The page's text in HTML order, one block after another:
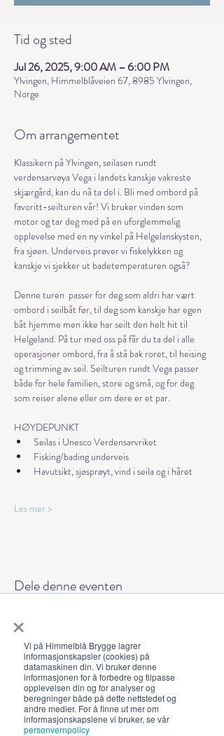
×
Vi på Himmelblå Brygge lagrer
informasjonskapsler (cookies) på
datamaskinen din. Vi bruker denne
informasjonen for å forbedre og tilpasse
opplevelsen din og for analyser og
beregninger både på dette nettstedet og
andre medier. For å finne ut mer om
informasjonskapslene vi bruker, se vår
personvernpolicy
Tid og sted
Jul 26, 2025, 9:00 AM – 6:00 PM
Ylvingen, Himmelblåveien 67, 8985 Ylvingen,
Norge
Om arrangementet
Klassikern på Ylvingen, seilasen rundt
verdensarvøya Vega i landets kanskje vakreste
skjærgård, kan du nå ta del i. Bli med ombord på
favoritt-seilturen vår! Vi bruker vinden som
motor og tar deg med på en uforglemmelig
opplevelse med en ny vinkel på Helgelanskysten,
fra sjøen. Underveis prøver vi fiskelykken og
kanskje vi sjekker ut badetemperaturen også?
Denne turen  passer for deg som aldri har vært
ombord i seilbåt før, til deg som kanskje har egen
båt hjemme men ikke har seilt den helt hit til
Helgeland. På tur med oss på får du ta del i alle
operasjoner ombord, fra å stå bak roret, til heising
og trimming av seil. Seilturen rundt Vega passer
både for hele familien, store og små, og for deg
som reiser alene eller om dere er et par.
HØYDEPUNKT
Seilas i Unesco Verdensarvriket
Fisking/bading underveis
Havutsikt, sjøsprøyt, vind i seila og i håret
Les mer >
Dele denne eventen
Åpningstider 2026
19. juni - 5. august 12-23 (02)
Lunsj 12-16:30 | Middag 18:30